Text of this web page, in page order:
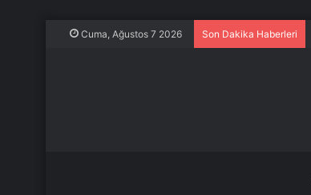
Cuma, Ağustos 7 2026 Son Dakika Haberleri